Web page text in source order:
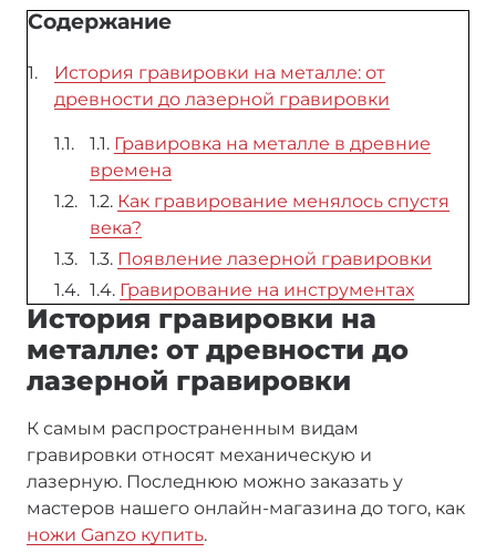
Содержание
История гравировки на металле: от
древности до лазерной гравировки
1.1. Гравировка на металле в древние
времена
1.2. Как гравирование менялось спустя
века?
1.3. Появление лазерной гравировки
1.4. Гравирование на инструментах
История гравировки на
металле: от древности до
лазерной гравировки
К самым распространенным видам
гравировки относят механическую и
лазерную. Последнюю можно заказать у
мастеров нашего онлайн-магазина до того, как
ножи Ganzo купить.